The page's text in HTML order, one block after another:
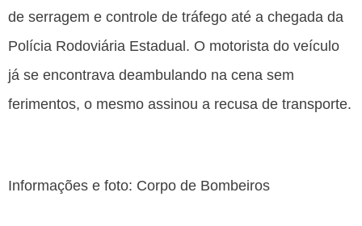
de serragem e controle de tráfego até a chegada da
Polícia Rodoviária Estadual. O motorista do veículo
já se encontrava deambulando na cena sem
ferimentos, o mesmo assinou a recusa de transporte.
Informações e foto: Corpo de Bombeiros